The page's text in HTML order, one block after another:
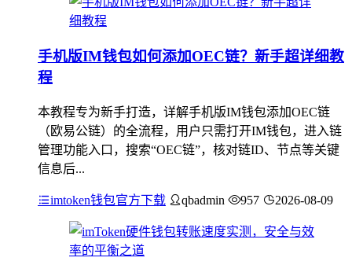
手机版IM钱包如何添加OEC链？新手超详细教
程
本教程专为新手打造，详解手机版IM钱包添加OEC链
（欧易公链）的全流程，用户只需打开IM钱包，进入链
管理功能入口，搜索“OEC链”，核对链ID、节点等关键
信息后...
imtoken钱包官方下载 qbadmin 957 2026-08-09